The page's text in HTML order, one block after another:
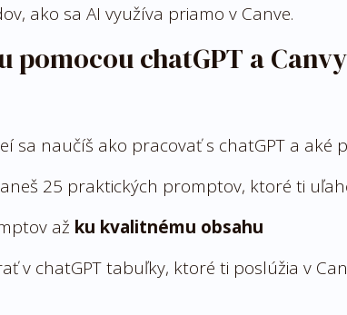
ako sa AI využíva priamo v Canve.
pomocou chatGPT a Canvy
sa naučíš ako pracovať s chatGPT a aké
25 praktických promptov, ktoré ti
až ku kvalitnému obsahu
v chatGPT tabuľky, ktoré ti poslúžia v